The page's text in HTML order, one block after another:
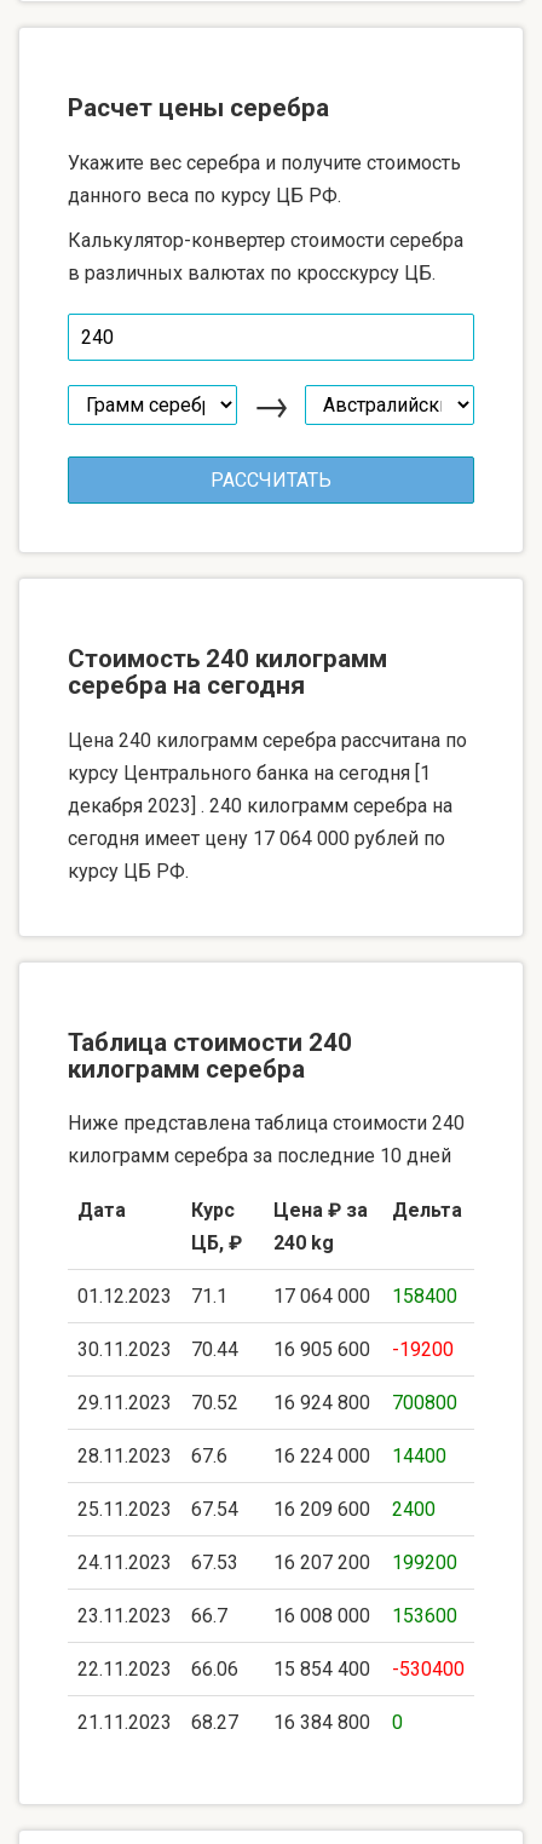
Расчет цены серебра
Укажите вес серебра и получите стоимость
данного веса по курсу ЦБ РФ.
Калькулятор-конвертер стоимости серебра
в различных валютах по кросскурсу ЦБ.
→
Стоимость 240 килограмм
серебра на сегодня
Цена 240 килограмм серебра рассчитана по
курсу Центрального банка на сегодня [1
декабря 2023] . 240 килограмм серебра на
сегодня имеет цену 17 064 000 рублей по
курсу ЦБ РФ.
Таблица стоимости 240
килограмм серебра
Ниже представлена таблица стоимости 240
килограмм серебра за последние 10 дней
Дата
Курс
ЦБ, ₽
Цена ₽ за
240 kg
Дельта
01.12.2023 71.1 17 064 000 158400
30.11.2023 70.44 16 905 600 -19200
29.11.2023 70.52 16 924 800 700800
28.11.2023 67.6 16 224 000 14400
25.11.2023 67.54 16 209 600 2400
24.11.2023 67.53 16 207 200 199200
23.11.2023 66.7 16 008 000 153600
22.11.2023 66.06 15 854 400 -530400
21.11.2023 68.27 16 384 800 0